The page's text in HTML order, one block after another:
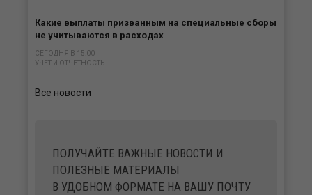
Какие выплаты призванным на специальные сборы
не учитываются в расходах
СЕГОДНЯ В 15:00
УЧЕТ И ОТЧЕТНОСТЬ
Все новости
ПОЛУЧАЙТЕ ВАЖНЫЕ НОВОСТИ И
ПОЛЕЗНЫЕ МАТЕРИАЛЫ
В УДОБНОМ ФОРМАТЕ НА ВАШУ ПОЧТУ